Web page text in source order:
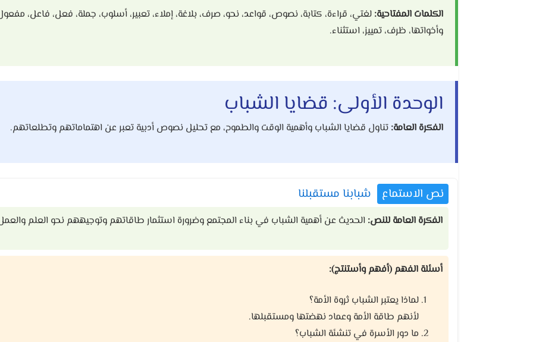
الكلمات المفتاحية: لغتي، قراءة، كتابة، نصوص، قواعد، نحو، صرف، بلاغة، إملاء، تعبير، أسلوب، جملة، فعل، فاعل،
وأخواتها، ظرف، تمييز، استثناء.
الوحدة الأولى: قضايا الشباب
الفكرة العامة: تناول قضايا الشباب وأهمية الوقت والطموح، مع تحليل نصوص أدبية تعبر عن اهتماماتهم وتطلعاتهم.
نص الاستماع شبابنا مستقبلنا
الفكرة العامة للنص: الحديث عن أهمية الشباب في بناء المجتمع وضرورة استثمار طاقاتهم وتوجيههم نحو العلم
أسئلة الفهم (أفهم وأستنتج):
لماذا يعتبر الشباب ثروة الأمة؟
لأنهم طاقة الأمة وعماد نهضتها ومستقبلها.
ما دور الأسرة في تنشئة الشباب؟